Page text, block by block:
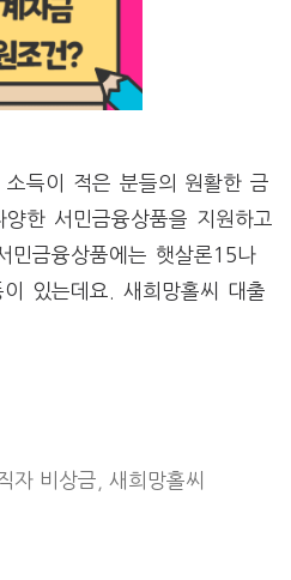
득이 적은 분들의 원활한 금
한 서민금융상품을 지원하고
민금융상품에는 햇살론15나
있는데요. 새희망홀씨 대출
자 비상금 ,새희망홀씨